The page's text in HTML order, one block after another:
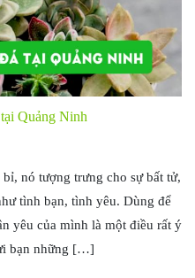
Quảng Ninh
nó tượng trưng cho sự bất tử,
tình bạn, tình yêu. Dùng để
yêu của mình là một điều rất ý
bạn những […]